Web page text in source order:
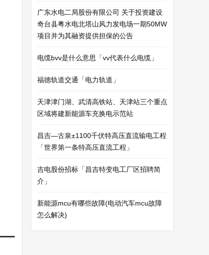
广东水电二局股份有限公司 关于投资建设
奇台县粤水电北塔山风力发电场一期50MW
项目并为其融资提供担保的公告
电缆bvv是什么意思「vv代表什么电缆」
福德轨道交通「电力轨道」
天津津门湖、武清高铁站、天津站三个重点
区域将建新能源车充换电示范站
昌吉—古泉±1100千伏特高压直流输电工程
「世界第一条特高压直流工程」
吉电股份招标「昌吉特变电工厂区招聘简
介」
新能源mcu有哪些故障(电动汽车mcu故障
怎么解决)